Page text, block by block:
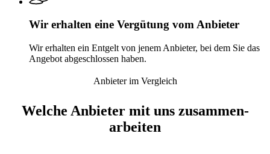
Wir erhalten eine Vergütung vom Anbieter
Wir erhalten ein Entgelt von jenem Anbieter, bei dem Sie das
Angebot abgeschlossen haben.
Anbieter im Vergleich
Welche Anbieter mit uns zusammen­
arbeiten